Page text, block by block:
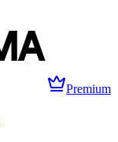
Premium